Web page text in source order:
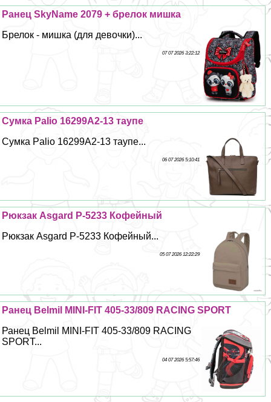
Ранец SkyName 2079 + брелок мишка
Брелок - мишка (для дeвoчки)...
07 07 2026 3:22:12
Сумка Palio 16299A2-13 таупе
Сумка Palio 16299A2-13 таупе...
06 07 2026 5:10:41
Рюкзак Asgard Р-5233 Кофейный
Рюкзак Asgard Р-5233 Кофейный...
05 07 2026 12:22:29
Ранец Belmil MINI-FIT 405-33/809 RACING SPORT
Ранец Belmil MINI-FIT 405-33/809 RACING
SPORT...
04 07 2026 5:57:46